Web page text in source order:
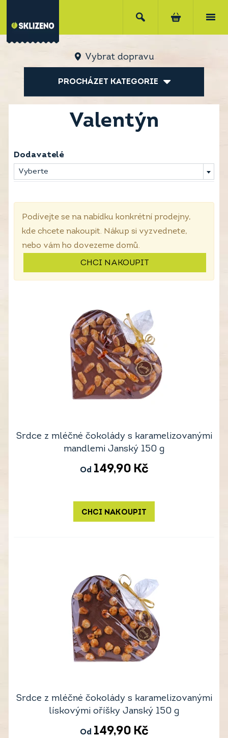
Vybrat dopravu
PROCHÁZET KATEGORIE
Valentýn
Dodavatelé
Vyberte
Podívejte se na nabídku konkrétní prodejny,
kde chcete nakoupit. Nákup si vyzvednete,
nebo vám ho dovezeme domů.
CHCI NAKOUPIT
Srdce z mléčné čokolády s karamelizovanými
mandlemi Janský 150 g
Od 149,90 Kč
CHCI NAKOUPIT
Srdce z mléčné čokolády s karamelizovanými
lískovými oříšky Janský 150 g
Od 149,90 Kč